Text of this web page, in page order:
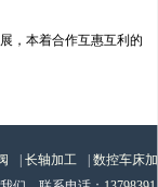
，本着合作互惠互利的
| 长轴加工 | 数控车床加